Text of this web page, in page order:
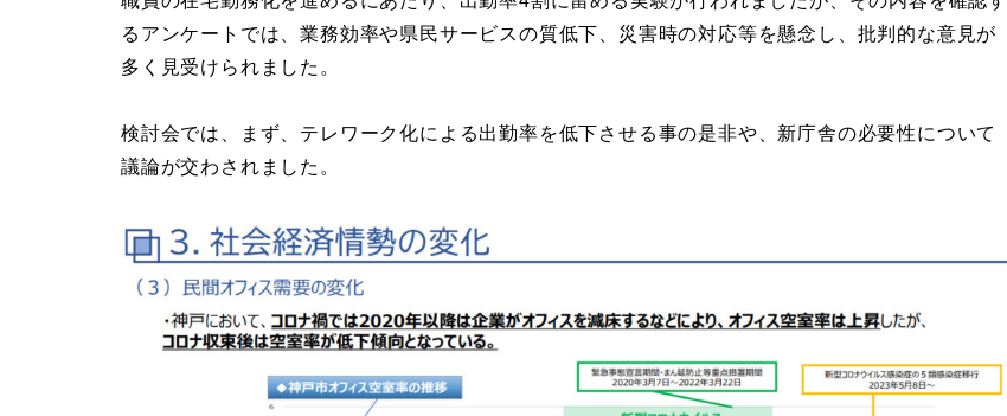
るアンケートでは、業務効率や県民サービスの質低下、災害時の対応等を懸念し、批判的な意見が
多く見受けられました。
検討会では、まず、テレワーク化による出勤率を低下させる事の是非や、新庁舎の必要性について
議論が交わされました。